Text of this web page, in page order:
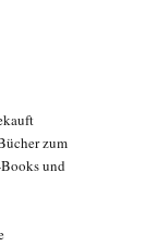
zum
und